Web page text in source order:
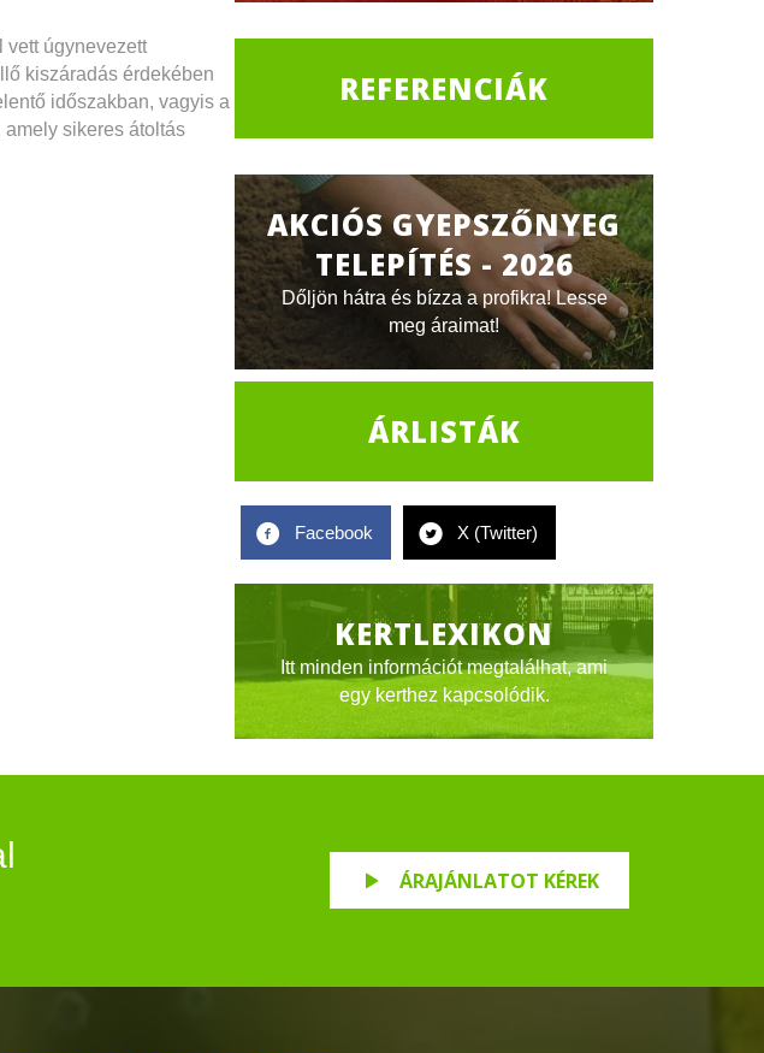
vett úgynevezett
kiszáradás érdekében
időszakban, vagyis a
sikeres átoltás
REFERENCIÁK
AKCIÓS GYEPSZŐNYEG
TELEPÍTÉS - 2026
Dőljön hátra és bízza a profikra! Lesse
meg áraimat!
ÁRLISTÁK
Facebook X (Twitter)
KERTLEXIKON
Itt minden információt megtalálhat, ami
egy kerthez kapcsolódik.
ÁRAJÁNLATOT KÉREK